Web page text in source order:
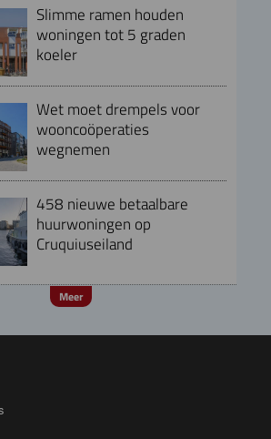
Slimme ramen houden
woningen tot 5 graden
koeler
Wet moet drempels voor
wooncoöperaties
wegnemen
458 nieuwe betaalbare
huurwoningen op
Cruquiuseiland
Meer